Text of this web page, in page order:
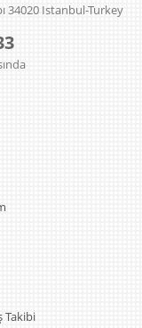
34020 Istanbul-Turkey
Takibi